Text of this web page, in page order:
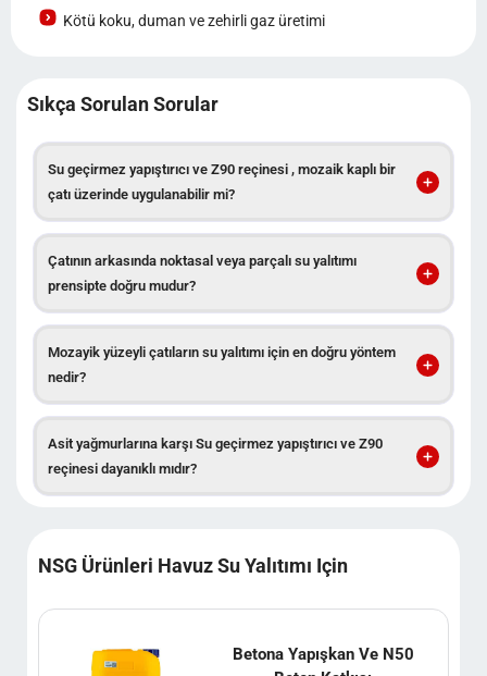
Kötü koku, duman ve zehirli gaz üretimi
Sıkça Sorulan Sorular
Su geçirmez yapıştırıcı ve Z90 reçinesi , mozaik kaplı bir
çatı üzerinde uygulanabilir mi?
Çatının arkasında noktasal veya parçalı su yalıtımı
prensipte doğru mudur?
Mozayik yüzeyli çatıların su yalıtımı için en doğru yöntem
nedir?
Asit yağmurlarına karşı Su geçirmez yapıştırıcı ve Z90
reçinesi dayanıklı mıdır?
NSG Ürünleri Havuz Su Yalıtımı Için
Betona Yapışkan Ve N50